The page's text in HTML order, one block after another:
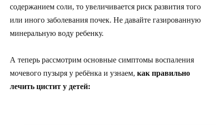
содержанием соли, то увеличивается риск развития того
или иного заболевания почек. Не давайте газированную
минеральную воду ребенку.
А теперь рассмотрим основные симптомы воспаления
мочевого пузыря у ребёнка и узнаем, как правильно
лечить цистит у детей: